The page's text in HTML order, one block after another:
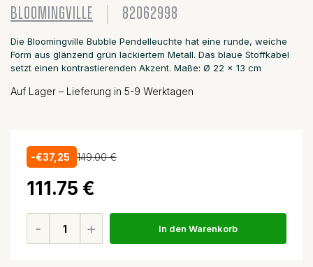
BLOOMINGVILLE 82062998
Die Bloomingville Bubble Pendelleuchte hat eine runde, weiche
Form aus glänzend grün lackiertem Metall. Das blaue Stoffkabel
setzt einen kontrastierenden Akzent. Maße: Ø 22 x 13 cm
Auf Lager – Lieferung in 5-9 Werktagen
-€37,25 149.00 €
111.75 €
In den Warenkorb